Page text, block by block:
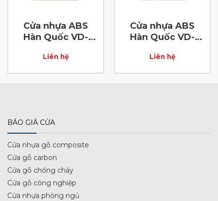
Cửa nhựa ABS
Hàn Quốc VD-
Liên hệ
Cửa nhựa ABS
Hàn Quốc VD-
Liên hệ
BÁO GIÁ CỬA
Cửa nhựa gỗ composite
Cửa gỗ carbon
Cửa gỗ chống cháy
Cửa gỗ công nghiệp
Cửa nhựa phòng ngủ